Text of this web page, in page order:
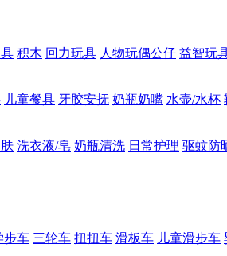
积木 回力玩具 人物玩偶公仔 益智玩
儿童餐具 牙胶安抚 奶瓶奶嘴 水壶/水杯
洗衣液/皂 奶瓶清洗 日常护理 驱蚊防
步车 三轮车 扭扭车 滑板车 儿童滑步车